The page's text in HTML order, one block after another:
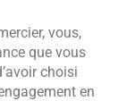
vous,
que vous
choisi
en